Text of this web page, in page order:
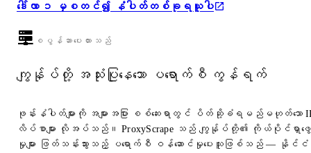
ဒေါ်လာ ၁ မှစတင်၍ နံပါတ်တစ်ခုရယူပါ
စပွန်ဆာပေးထားသည်
ကျွန်ုပ်တို့ အသုံးပြုနေသော ပရောက်စီ ကွန်ရက်
ဖုန်းနံပါတ်များကို အများအပြား စစ်ဆေးရာတွင် ပိတ်ဆို့ခံရမည်မဟုတ်သော
လိပ်စာများ လိုအပ်သည်။ ProxyScrape သည် ကျွန်ုပ်တို့၏ ကိုယ်ပိုင်ရှာဖွေ
မှုများ ဖြတ်သန်းသွားသည့် ပရောက်စီ ဝန်ဆောင်မှုပေးသူဖြစ်သည် — နိုင်ငံ